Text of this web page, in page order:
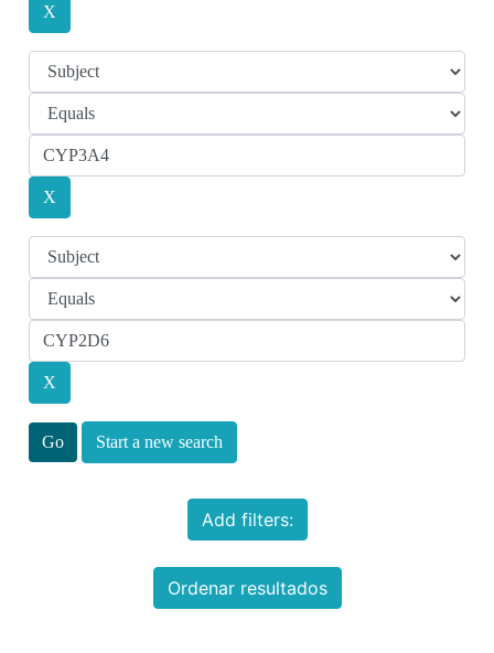
Start a new search
Add filters:
Ordenar resultados